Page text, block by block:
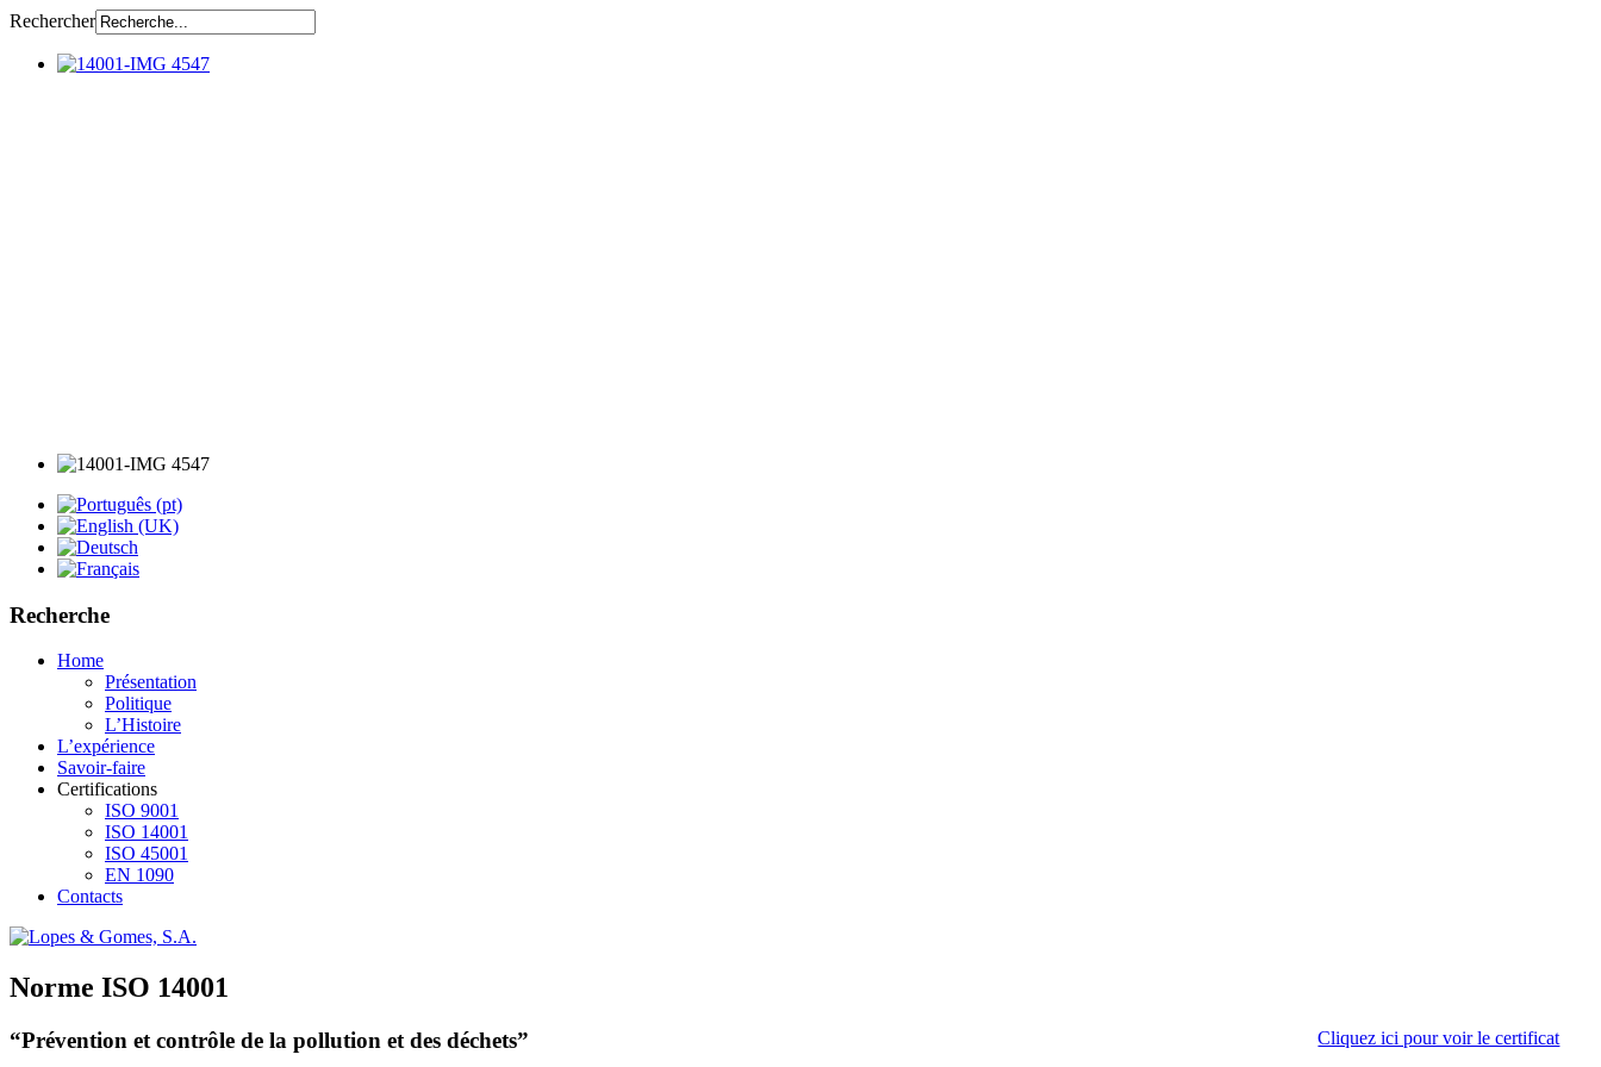
Rechercher
Recherche
Home
Présentation
Politique
L’Histoire
L’expérience
Savoir-faire
Certifications
ISO 9001
ISO 14001
ISO 45001
EN 1090
Contacts
Norme ISO 14001
Cliquez ici pour voir le certificat
“Prévention et contrôle de la pollution et des déchets”